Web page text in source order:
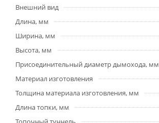
Внешний вид
Длина, мм
Ширина, мм
Высота, мм
Присоединительный диаметр дымохода, мм
Материал изготовления
Толщина материала изготовления, мм
Длина топки, мм